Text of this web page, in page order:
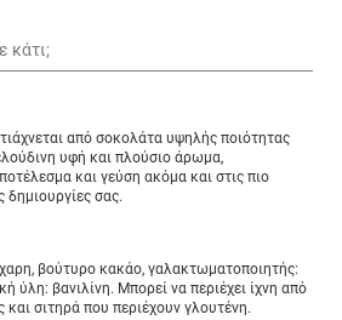
από σοκολάτα υψηλής ποιότητας
υφή και πλούσιο άρωμα,
και γεύση ακόμα και στις πιο
δημιουργίες σας.
βούτυρο κακάο, γαλακτωματοποιητής:
ύλη: βανιλίνη. Μπορεί να περιέχει ίχνη από
σιτηρά που περιέχουν γλουτένη.